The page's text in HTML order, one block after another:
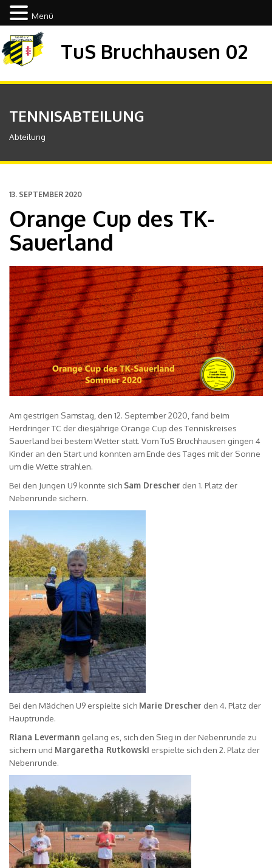
TuS Bruchhausen 02
TENNISABTEILUNG
Abteilung
13. SEPTEMBER 2020
Orange Cup des TK-
Sauerland
Am gestrigen Samstag, den 12. September 2020, fand beim
Herdringer TC der diesjährige Orange Cup des Tenniskreises
Sauerland bei bestem Wetter statt. Vom TuS Bruchhausen gingen 4
Kinder an den Start und konnten am Ende des Tages mit der Sonne
um die Wette strahlen.
Bei den Jungen U9 konnte sich Sam Drescher den 1. Platz der
Nebenrunde sichern.
Bei den Mädchen U9 erspielte sich Marie Drescher den 4. Platz der
Hauptrunde.
Riana Levermann gelang es, sich den Sieg in der Nebenrunde zu
sichern und Margaretha Rutkowski erspielte sich den 2. Platz der
Nebenrunde.
Menü